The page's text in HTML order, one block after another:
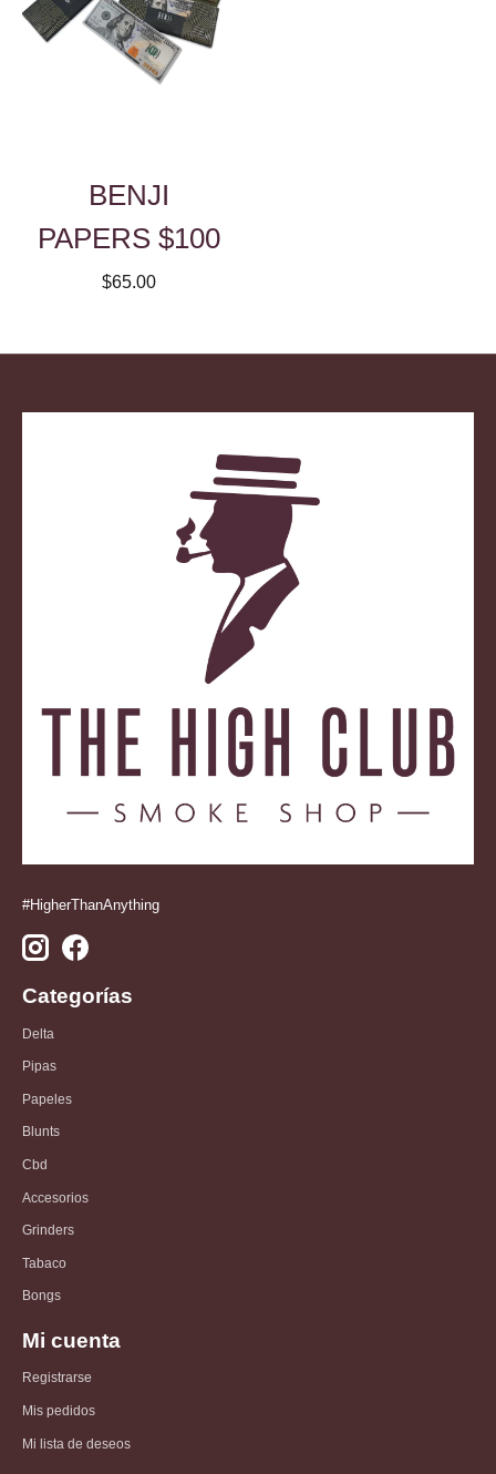
BENJI
PAPERS $100
$65.00
#HigherThanAnything
Categorías
Delta
Pipas
Papeles
Blunts
Cbd
Accesorios
Grinders
Tabaco
Bongs
Mi cuenta
Registrarse
Mis pedidos
Mi lista de deseos